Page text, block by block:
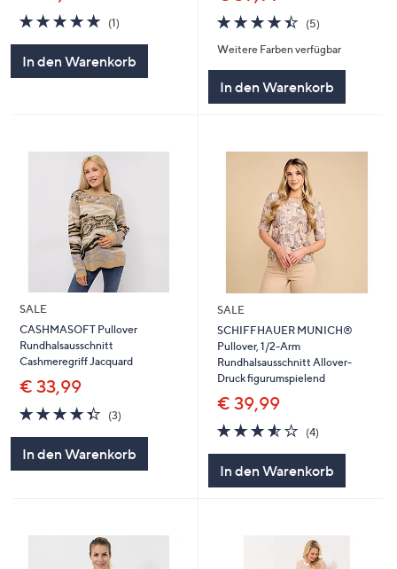
5.0
von
(1)1
In den Warenkorb
4.4
von
5
(5)5
Weitere Farben verfügbar
In den Warenkorb
SALE
CASHMASOFT Pullover
Rundhalsausschnitt
Cashmeregriff Jacquard
€ 33,99
4.3
von
(3)3
In den Warenkorb
SALE
SCHIFFHAUER MUNICH®
Pullover, 1/2-Arm
Rundhalsausschnitt Allover-
Druck figurumspielend
€ 39,99
3.5
von
(4)4
In den Warenkorb